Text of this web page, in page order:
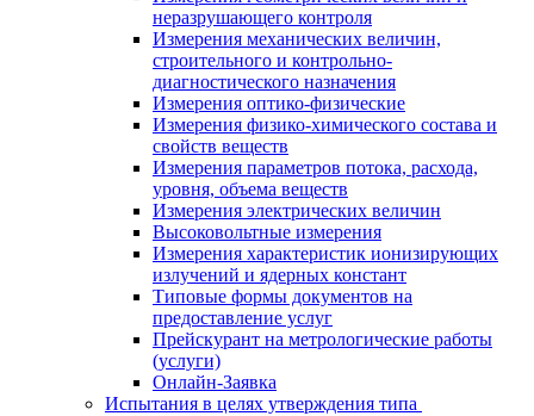
неразрушающего контроля
Измерения механических величин,
строительного и контрольно-
диагностического назначения
Измерения оптико-физические
Измерения физико-химического состава и
свойств веществ
Измерения параметров потока, расхода,
уровня, объема веществ
Измерения электрических величин
Высоковольтные измерения
Измерения характеристик ионизирующих
излучений и ядерных констант
Типовые формы документов на
предоставление услуг
Прейскурант на метрологические работы
(услуги)
Онлайн-Заявка
Испытания в целях утверждения типа